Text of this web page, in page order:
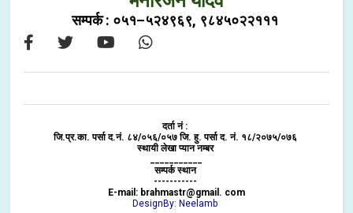
सम्पर्क : ०५१–५२४९६९, ९८४५०२२१११
दर्ता नं :
जि.प्र.का. पर्सा द.नं. ८४/०५६/०५७ जि. हु. पर्सा द. नं. १८/२०७५/०७६
स्थायी लेखा प्यान नम्बर
___________
सम्पर्क स्थान
-----------
E-mail: brahmastr@gmail. com
DesignBy: Neelamb